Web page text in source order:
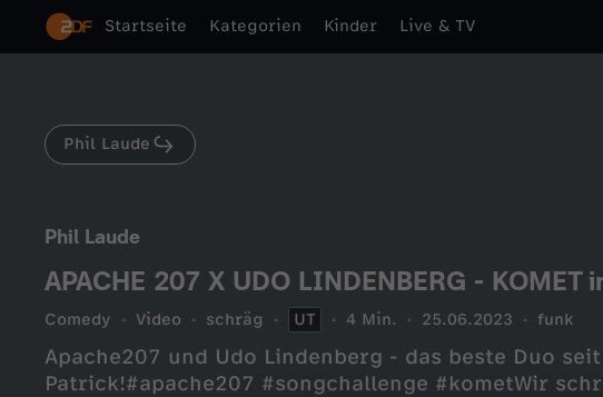
Startseite Kategorien Kinder Live & TV
Phil Laude
Phil Laude
APACHE 207 X UDO LINDENBERG - KOMET
Comedy Video schräg UT 4 Min. 25.06.2023 funk
Apache207 und Udo Lindenberg - das beste Duo
Patrick!#apache207 #songchallenge #kometWir